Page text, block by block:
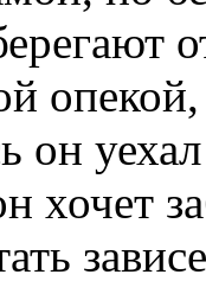
он
хочет